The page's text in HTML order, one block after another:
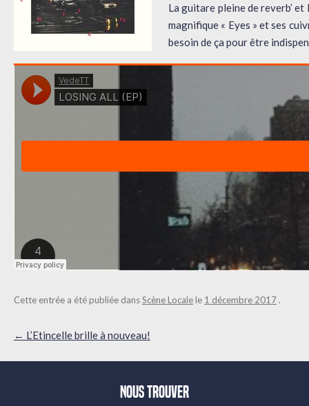
La guitare pleine de reverb’
magnifique « Eyes » et ses
besoin de ça pour être
Cette entrée a été publiée dansScène Locale le 1 décembre 2017.
Navigation
articles
← L’Etincelle brille à nouveau!
Nous trouver